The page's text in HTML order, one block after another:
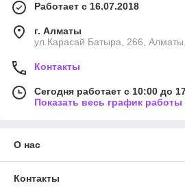
Работает с 16.07.2018
г. Алматы
ул.Карасай Батыра, 266,
Контакты
Сегодня работает с 10:00 до
Показать весь график работы
О нас
Контакты